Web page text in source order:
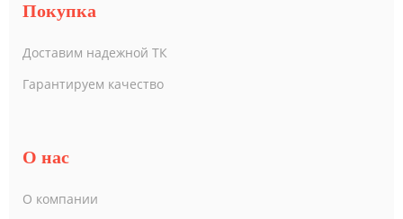
Покупка
Доставим надежной ТК
Гарантируем качество
О нас
О компании